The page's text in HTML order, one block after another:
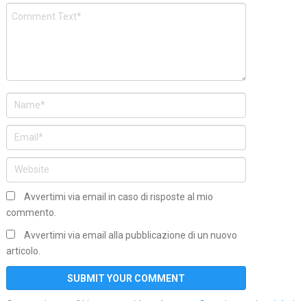
Avvertimi via email in caso di risposte al mio
commento.
Avvertimi via email alla pubblicazione di un nuovo
articolo.